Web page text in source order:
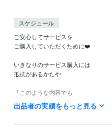
スケジュール
ご安心してサービスを
ご購入していただくために❤️
いきなりのサービス購入には
抵抗があるかたや
「このような内容でも
鑑定してもらえるのかなぁ？」など
出品者の実績をもっと見る